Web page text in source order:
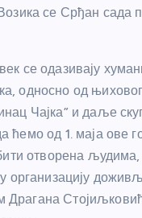
се Срђан сада
се одазивају
односно од
Чајка” и даље
ћемо од 1. маја ове
отворена
организацију
Драгана